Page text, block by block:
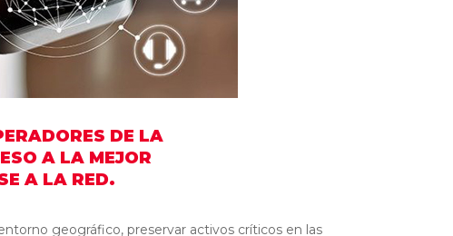
DE LA
A LA MEJOR
A LA RED.
geográfico, preservar activos críticos en las